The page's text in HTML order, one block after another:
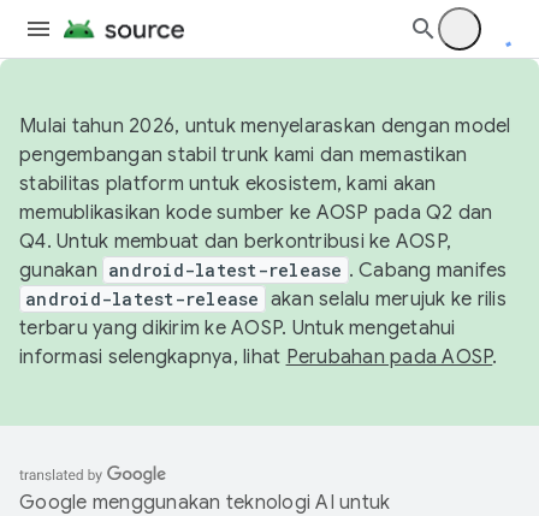
Mulai tahun 2026, untuk menyelaraskan dengan model
pengembangan stabil trunk kami dan memastikan
stabilitas platform untuk ekosistem, kami akan
memublikasikan kode sumber ke AOSP pada Q2 dan
Q4. Untuk membuat dan berkontribusi ke AOSP,
gunakan android-latest-release . Cabang manifes
android-latest-release akan selalu merujuk ke rilis
terbaru yang dikirim ke AOSP. Untuk mengetahui
informasi selengkapnya, lihat Perubahan pada AOSP.
Google menggunakan teknologi AI untuk